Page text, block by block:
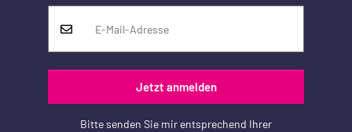
Jetzt anmelden
Bitte senden Sie mir entsprechend Ihrer